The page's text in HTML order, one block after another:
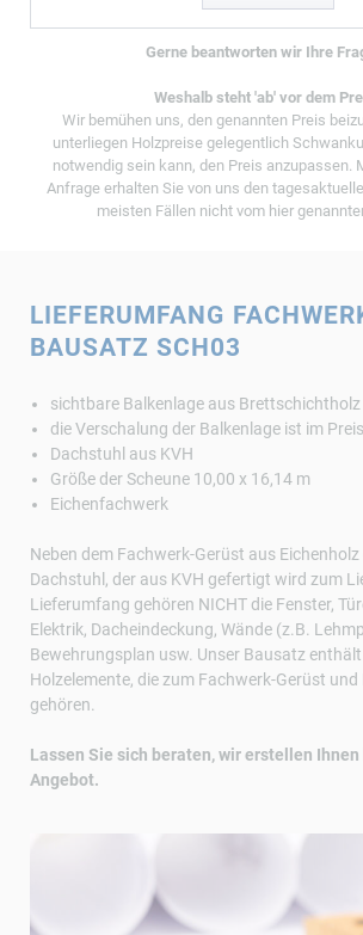
Gerne beantworten wir Ihre
Weshalb steht 'ab' vor dem
Wir bemühen uns, den genannten Preis
unterliegen Holzpreise gelegentlich
notwendig sein kann, den Preis anzupassen.
Anfrage erhalten Sie von uns den
meisten Fällen nicht vom hier
LIEFERUMFANG
BAUSATZ SCH03
sichtbare Balkenlage aus Brettschichtholz
die Verschalung der Balkenlage ist im
Dachstuhl aus KVH
Größe der Scheune 10,00 x 16,14 m
Eichenfachwerk
Neben dem Fachwerk-Gerüst aus
Dachstuhl, der aus KVH gefertigt wird zum
Lieferumfang gehören NICHT die Fenster,
Elektrik, Dacheindeckung, Wände (z.B.
Bewehrungsplan usw. Unser Bausatz
Holzelemente, die zum Fachwerk-Gerüst und
gehören.
Lassen Sie sich beraten, wir erstellen
Angebot.